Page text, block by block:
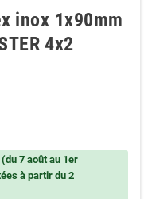
inox 1x90mm
4x2
7 août au 1er
à partir du 2